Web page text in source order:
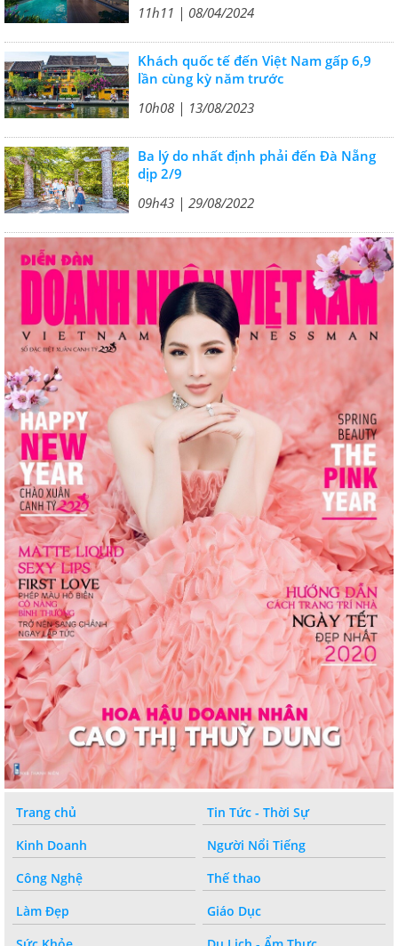
11h11 | 08/04/2024
Khách quốc tế đến Việt Nam gấp 6,9
lần cùng kỳ năm trước
10h08 | 13/08/2023
Ba lý do nhất định phải đến Đà Nẵng
dịp 2/9
09h43 | 29/08/2022
Trang chủ
Tin Tức - Thời Sự
Kinh Doanh
Người Nổi Tiếng
Công Nghệ
Thế thao
Làm Đẹp
Giáo Dục